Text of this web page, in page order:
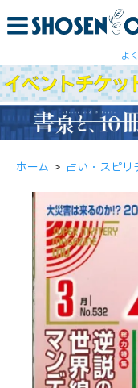
よ
ホーム > 占い・スピリ